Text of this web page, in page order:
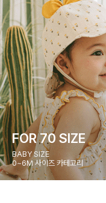
FOR 70 SIZE
BABY SIZE
0~6M 사이즈 카테고리